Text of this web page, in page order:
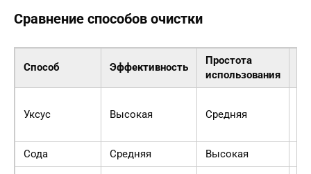
Сравнение способов очистки
Способ Эффективность
Простота
использования
Уксус Высокая Средняя
Сода
Средняя Высокая